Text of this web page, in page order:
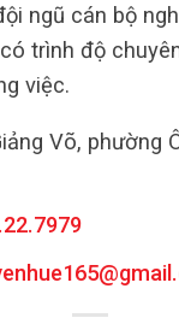
ngũ cán bộ
trình độ
việc.
Võ, phường